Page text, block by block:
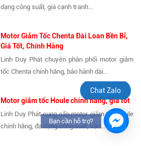
dạng công suất, giá cạnh tranh...
Motor Giảm Tốc Chenta Đài Loan Bền Bỉ,
Giá Tốt, Chính Hãng
Linh Duy Phát chuyên phân phối motor giảm
tốc Chenta chính hãng, bảo hành dài...
Motor giảm tốc Houle chính hãng, giá tốt
Linh Duy Phát cung cấp motor giảm tốc Houle
chính hãng, đa dạng công suất, vận...
Chat Zalo
Bạn cần hỗ trợ?